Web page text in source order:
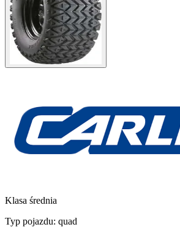
Klasa średnia
Typ pojazdu: quad